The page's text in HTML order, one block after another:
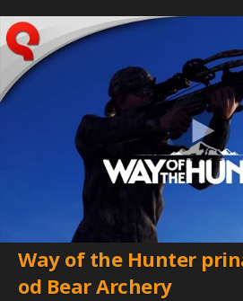
Way of the Hunter
od Bear Archery